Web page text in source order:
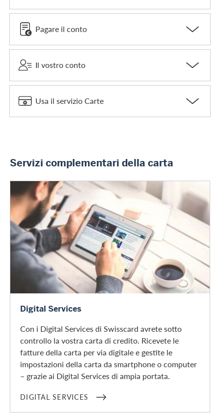
Pagare il conto
Il vostro conto
Usa il servizio Carte
Servizi complementari della carta
Digital Services
Digital Services
Con i Digital Services di Swisscard avrete sotto
controllo la vostra carta di credito. Ricevete le
fatture della carta per via digitale e gestite le
impostazioni della carta da smartphone o computer
– grazie ai Digital Services di ampia portata.
DIGITAL SERVICES